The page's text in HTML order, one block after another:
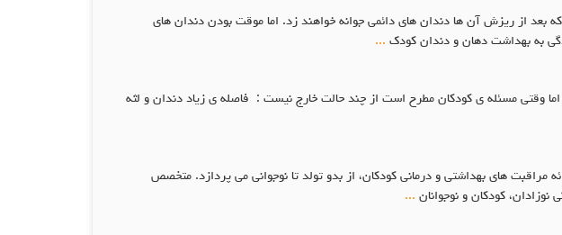
از ریزش آن ها دندان های دائمی جوانه خواهند زد. اما موقت بودن دندان های
به بهداشت دهان و دندان کودک ...
مسئله ی کودکان مطرح است از چند حالت خارج نیست : فاصله ی زیاد دندان و لثه
مراقبت های بهداشتی و درمانی کودکان، از بدو تولد تا نوجوانی می پردازد. متخصص
کودکان و نوجوانان ...